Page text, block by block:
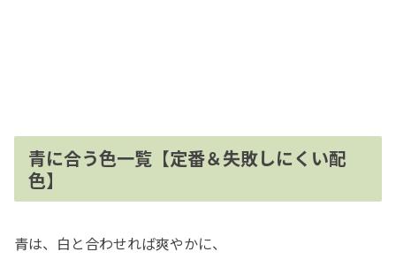
青に合う色一覧【定番＆失敗しにくい配
色】
青は、白と合わせれば爽やかに、